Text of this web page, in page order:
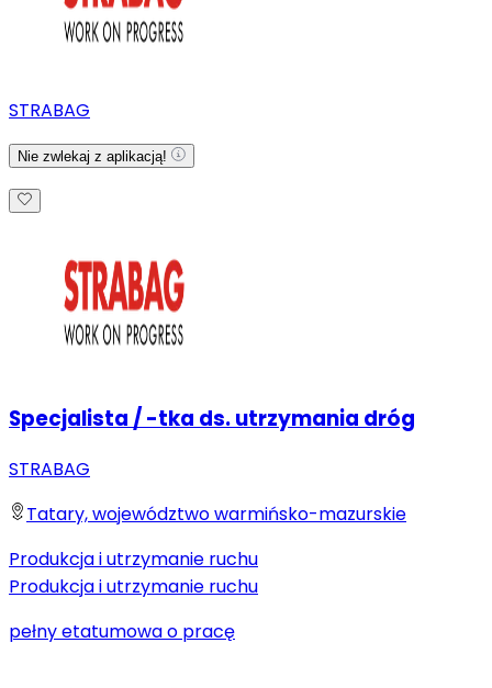
STRABAG
Nie zwlekaj z aplikacją!
Specjalista / -tka ds. utrzymania dróg
STRABAG
Tatary, województwo warmińsko-mazurskie
Produkcja i utrzymanie ruchu
Produkcja i utrzymanie ruchu
pełny etatumowa o pracę